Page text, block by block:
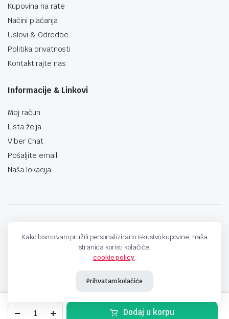
Dodaj u korpu
Kupovina na rate
Načini plaćanja
Uslovi & Odredbe
Politika privatnosti
Kontaktirajte nas
Informacije & Linkovi
Moj račun
Lista želja
Viber Chat
Pošaljite email
Naša lokacija
Kako bismo vam pružili personalizirano iskustvo kupovine, naša
stranica koristi kolačiće.
cookie policy.
Prihvatam kolačiće